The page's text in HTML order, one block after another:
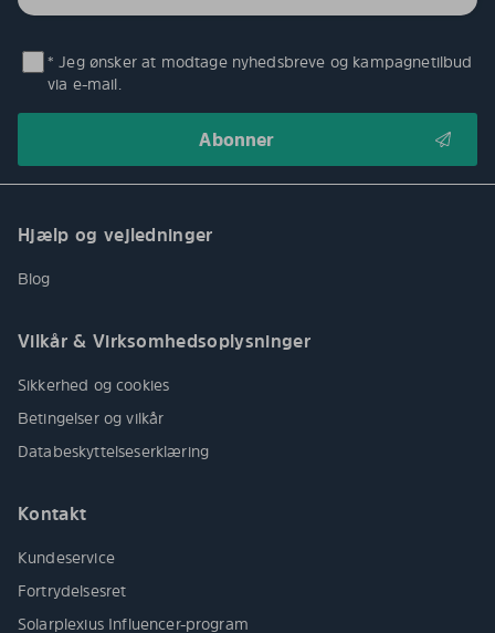
* Jeg ønsker at modtage nyhedsbreve og kampagnetilbud
via e-mail.
Hjælp og vejledninger
Blog
Vilkår & Virksomhedsoplysninger
Sikkerhed og cookies
Betingelser og vilkår
Databeskyttelseserklæring
Kontakt
Kundeservice
Fortrydelsesret
Solarplexius Influencer-program